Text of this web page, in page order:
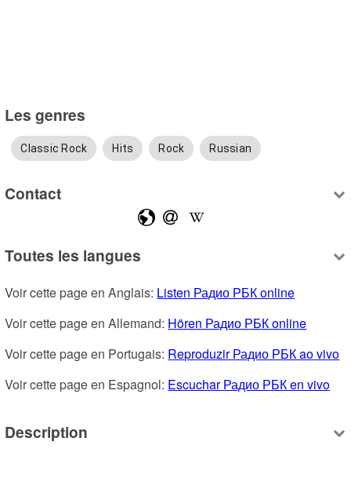
Les genres
Classic Rock Hits Rock Russian
Contact
Toutes les langues
Voir cette page en Anglais: Listen Радио РБК online
Voir cette page en Allemand: Hören Радио РБК online
Voir cette page en Portugais: Reproduzir Радио РБК ao vivo
Voir cette page en Espagnol: Escuchar Радио РБК en vivo
Description